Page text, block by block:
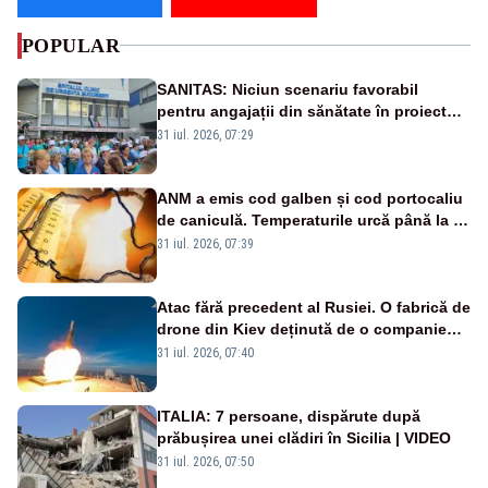
POPULAR
SANITAS: Niciun scenariu favorabil
pentru angajații din sănătate în proiectul
Legii salarizării
31 iul. 2026, 07:29
ANM a emis cod galben și cod portocaliu
de caniculă. Temperaturile urcă până la 38
de grade, iar nopțile devin tropicale
31 iul. 2026, 07:39
Atac fără precedent al Rusiei. O fabrică de
drone din Kiev deținută de o companie
americană, distrusă de o rachetă
31 iul. 2026, 07:40
ITALIA: 7 persoane, dispărute după
prăbușirea unei clădiri în Sicilia | VIDEO
31 iul. 2026, 07:50